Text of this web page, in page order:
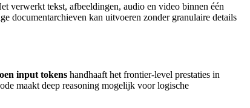
verwerkt tekst, afbeeldingen, audio en video binnen één
documentarchieven kan uitvoeren zonder granulaire details
input tokens handhaaft het frontier-level prestaties in
maakt deep reasoning mogelijk voor logische